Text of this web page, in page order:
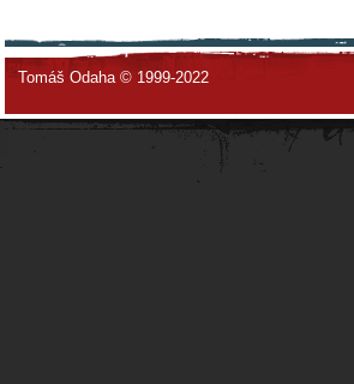
Tomáš Odaha © 1999-2022